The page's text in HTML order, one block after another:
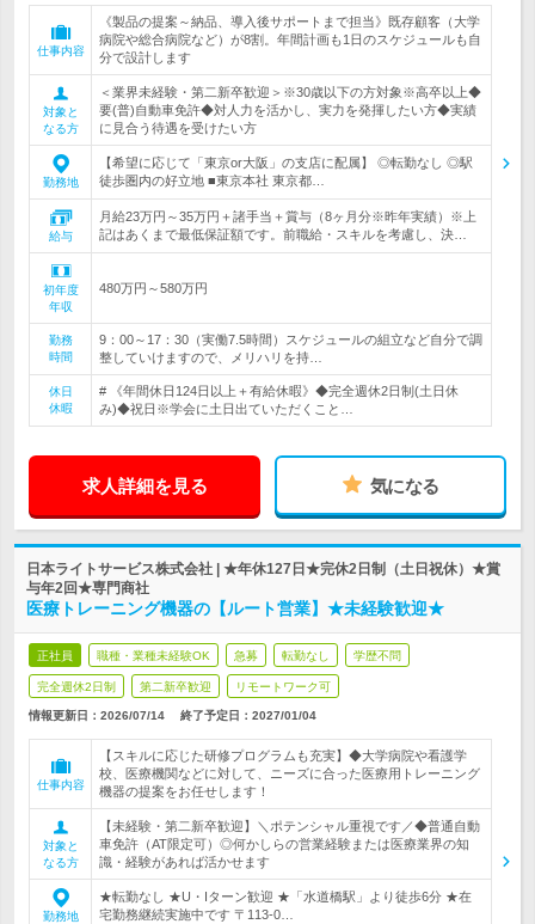
仕事内容
《製品の提案～納品、導入後サポートまで担当》既存顧客（大学
病院や総合病院など）が8割。年間計画も1日のスケジュールも自
分で設計します
対象と
なる方
＜業界未経験・第二新卒歓迎＞※30歳以下の方対象※高卒以上◆
要(普)自動車免許◆対人力を活かし、実力を発揮したい方◆実績
に見合う待遇を受けたい方
勤務地
【希望に応じて「東京or大阪」の支店に配属】 ◎転勤なし ◎駅
徒歩圏内の好立地 ■東京本社 東京都…
給与
月給23万円～35万円＋諸手当＋賞与（8ヶ月分※昨年実績）※上
記はあくまで最低保証額です。前職給・スキルを考慮し、決…
初年度
年収
480万円～580万円
勤務
時間
9：00～17：30（実働7.5時間）スケジュールの組立など自分で調
整していけますので、メリハリを持…
休日
休暇
# 《年間休日124日以上＋有給休暇》◆完全週休2日制(土日休
み)◆祝日※学会に土日出ていただくこと…
求人詳細を見る 気になる
日本ライトサービス株式会社 | ★年休127日★完休2日制（土日祝休）★賞
与年2回★専門商社
医療トレーニング機器の【ルート営業】★未経験歓迎★
正社員 職種・業種未経験OK 急募 転勤なし 学歴不問
完全週休2日制 第二新卒歓迎 リモートワーク可
情報更新日：2026/07/14 終了予定日： 2027/01/04
仕事内容
【スキルに応じた研修プログラムも充実】◆大学病院や看護学
校、医療機関などに対して、ニーズに合った医療用トレーニング
機器の提案をお任せします！
対象と
なる方
【未経験・第二新卒歓迎】＼ポテンシャル重視です／◆普通自動
車免許（AT限定可）◎何かしらの営業経験または医療業界の知
識・経験があれば活かせます
勤務地
★転勤なし ★U・Iターン歓迎 ★「水道橋駅」より徒歩6分 ★在
宅勤務継続実施中です 〒113-0…